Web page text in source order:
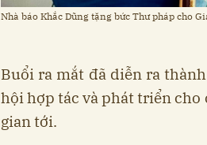
Nhà báo Khắc Dũng tặng bức Thư pháp cho
Buổi ra mắt đã diễn ra
hội hợp tác và phát triển
gian tới.